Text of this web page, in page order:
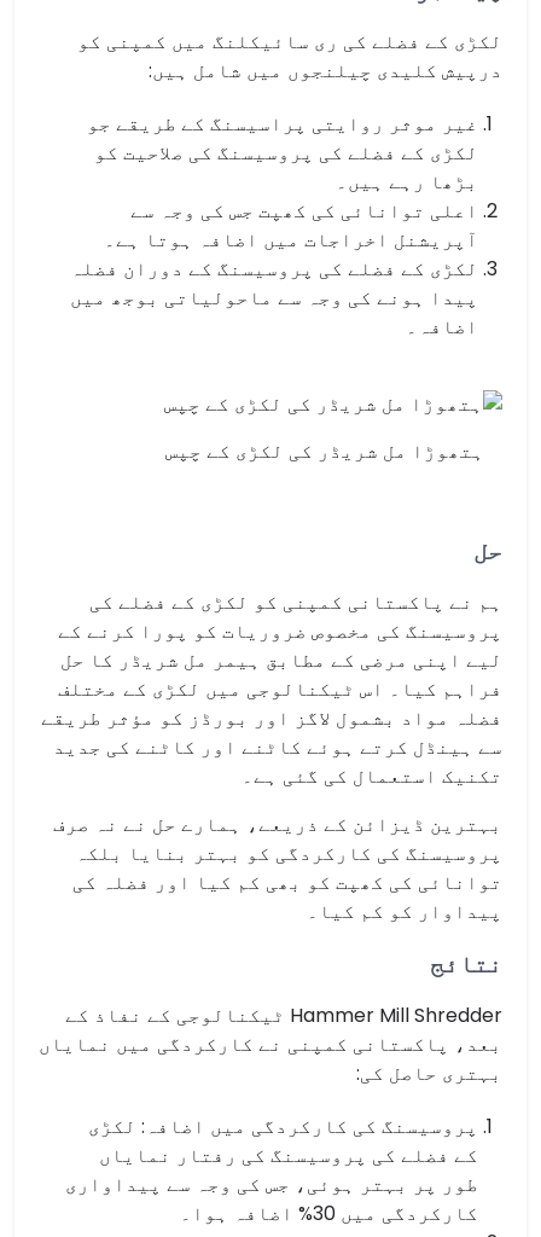
لکڑی کے فضلے کی ری سائیکلنگ میں کمپنی کو
درپیش کلیدی چیلنجوں میں شامل ہیں:
غیر موثر روایتی پراسیسنگ کے طریقے جو
لکڑی کے فضلے کی پروسیسنگ کی صلاحیت کو
بڑھا رہے ہیں۔
اعلی توانائی کی کھپت جس کی وجہ سے
آپریشنل اخراجات میں اضافہ ہوتا ہے۔
لکڑی کے فضلے کی پروسیسنگ کے دوران فضلہ
پیدا ہونے کی وجہ سے ماحولیاتی بوجھ میں
اضافہ۔
ہتھوڑا مل شریڈر کی لکڑی کے چپس
حل
ہم نے پاکستانی کمپنی کو لکڑی کے فضلے کی
پروسیسنگ کی مخصوص ضروریات کو پورا کرنے کے
لیے اپنی مرضی کے مطابق ہیمر مل شریڈر کا حل
فراہم کیا۔ اس ٹیکنالوجی میں لکڑی کے مختلف
فضلہ مواد بشمول لاگز اور بورڈز کو مؤثر طریقے
سے ہینڈل کرتے ہوئے کاٹنے اور کاٹنے کی جدید
تکنیک استعمال کی گئی ہے۔
بہترین ڈیزائن کے ذریعے، ہمارے حل نے نہ صرف
پروسیسنگ کی کارکردگی کو بہتر بنایا بلکہ
توانائی کی کھپت کو بھی کم کیا اور فضلہ کی
پیداوار کو کم کیا۔
نتائج
Hammer Mill Shredder ٹیکنالوجی کے نفاذ کے
بعد، پاکستانی کمپنی نے کارکردگی میں نمایاں
بہتری حاصل کی:
پروسیسنگ کی کارکردگی میں اضافہ: لکڑی
کے فضلے کی پروسیسنگ کی رفتار نمایاں
طور پر بہتر ہوئی، جس کی وجہ سے پیداواری
کارکردگی میں 30% اضافہ ہوا۔